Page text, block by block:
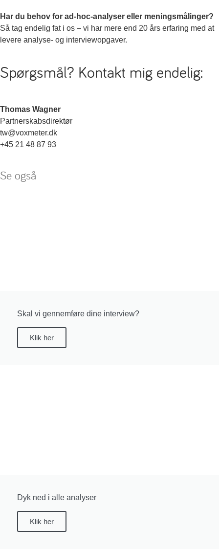
Har du behov for ad-hoc-analyser eller meningsmålinger?
Så tag endelig fat i os – vi har mere end 20 års erfaring med at
levere analyse- og interviewopgaver.
Spørgsmål? Kontakt mig endelig:
Thomas Wagner
Partnerskabsdirektør
tw@voxmeter.dk
+45 21 48 87 93
Se også
Skal vi gennemføre dine interview?
Klik her
Dyk ned i alle analyser
Klik her